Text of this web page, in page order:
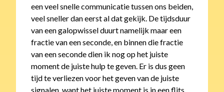
een veel snelle communicatie tussen ons beiden,
veel sneller dan eerst al dat gekijk. De tijdsduur
van een galopwissel duurt namelijk maar een
fractie van een seconde, en binnen die fractie
van een seconde dien ik nog op het juiste
moment de juiste hulp te geven. Er is dus geen
tijd te verliezen voor het geven van de juiste
signalen, want het juiste moment is in een flits